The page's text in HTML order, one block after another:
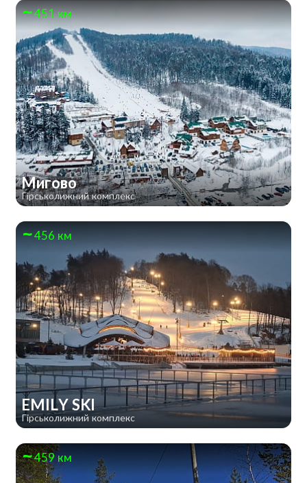
451 км
Мигово
Гірськолижний комплекс
456 км
EMILY SKI
Гірськолижний комплекс
459 км